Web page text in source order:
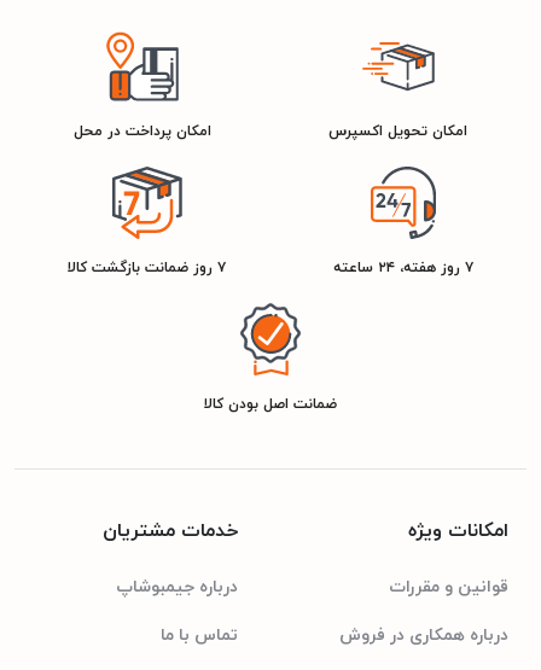
امکان تحویل اکسپرس امکان پرداخت در محل
۷ روز هفته، ۲۴ ساعته ۷ روز ضمانت بازگشت کالا
ضمانت اصل بودن کالا
امکانات ویژه
قوانین و مقررات
درباره همکاری در فروش
خدمات مشتریان
درباره جیمبوشاپ
تماس با ما